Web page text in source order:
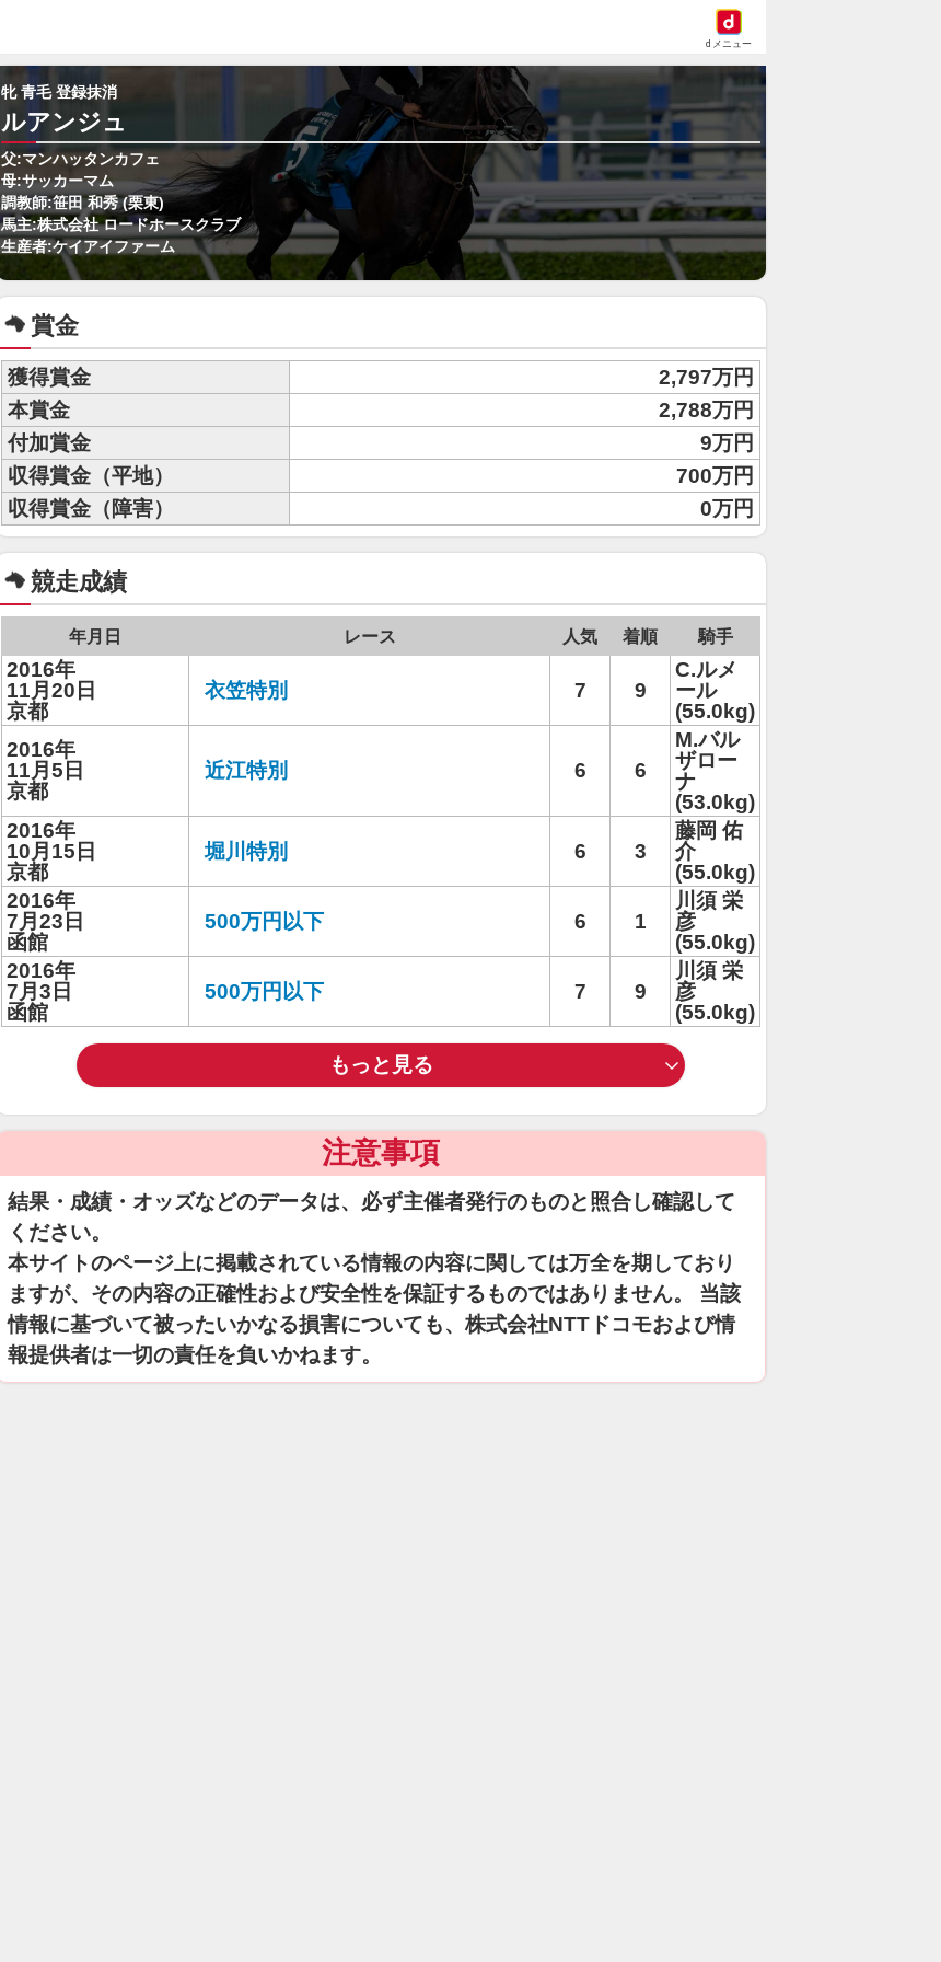
dメニュー
牝 青毛 登録抹消
ルアンジュ
父:マンハッタンカフェ
母:サッカーマム
調教師:笹田 和秀 (栗東)
馬主:株式会社 ロードホースクラブ
生産者:ケイアイファーム
賞金
獲得賞金
2,797万円
本賞金
2,788万円
付加賞金
9万円
収得賞金（平地）
700万円
収得賞金（障害）
0万円
競走成績
年月日 レース 人気 着順 騎手
2016年
11月20日
京都
衣笠特別 7 9
C.ルメ
ール
(55.0kg)
2016年
11月5日
京都
近江特別 6 6
M.バル
ザロー
ナ
(53.0kg)
2016年
10月15日
京都
堀川特別 6 3
藤岡 佑
介
(55.0kg)
2016年
7月23日
函館
500万円以下 6 1
川須 栄
彦
(55.0kg)
2016年
7月3日
函館
500万円以下 7 9
川須 栄
彦
(55.0kg)
もっと見る
注意事項
結果・成績・オッズなどのデータは、必ず主催者発行のものと照合し確認して
ください。
本サイトのページ上に掲載されている情報の内容に関しては万全を期しており
ますが、その内容の正確性および安全性を保証するものではありません。 当該
情報に基づいて被ったいかなる損害についても、株式会社NTTドコモおよび情
報提供者は一切の責任を負いかねます。